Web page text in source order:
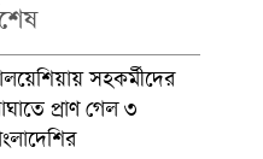
সহকর্মীদের
প্রাণ গেল ৩